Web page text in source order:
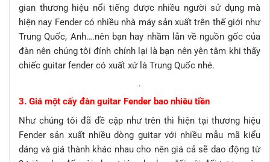
gian thương hiệu nổi tiếng được nhiều người sử dụng mà
hiện nay Fender có nhiều nhà máy sản xuất trên thế giới như
Trung Quốc, Anh….nên bạn hay nhầm lẫn về nguồn gốc của
đàn nên chúng tôi đính chính lại là bạn nên yên tâm khi thấy
chiếc guitar fender có xuất xứ là Trung Quốc nhé.
.
3. Giá một cấy đàn guitar Fender bao nhiêu tiền
Như chúng tôi đã đề cập như trên thì hiện tại thương hiệu
Fender sản xuất nhiều dòng guitar với nhiều mẫu mã kiểu
dáng và giá thành khác nhau cho nên giá cả sẽ dao động từ